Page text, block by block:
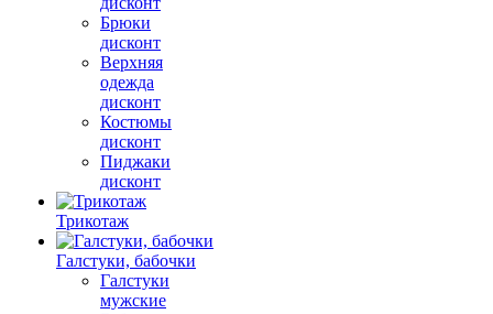
Брюки
дисконт
Верхняя
одежда
дисконт
Костюмы
дисконт
Пиджаки
дисконт
Трикотаж
Галстуки, бабочки
Галстуки
мужские